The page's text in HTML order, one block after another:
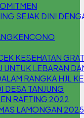
SEJAK DINI
KESEHATAN
LEBARAN
RANGKA HJL
DESA TANJUNG
RAFTING 2022
LAMONGAN 2025